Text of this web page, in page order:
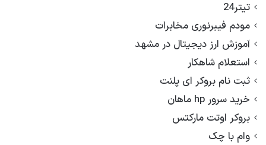
تیتر24
مودم فیبرنوری مخابرات
آموزش ارز دیجیتال در مشهد
استعلام شاهکار
ثبت نام بروکر ای پلنت
خرید سرور hp ماهان
بروکر اوتت مارکتس
وام با چک